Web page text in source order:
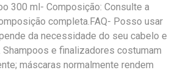
300 ml- Composição: Consulte a
completa.FAQ- Posso usar
da necessidade do seu cabelo e
e finalizadores costumam
máscaras normalmente rendem